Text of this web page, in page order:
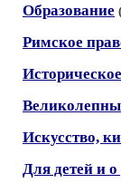
Образование
Римское
Историческое
Искусство,
Для детей и о